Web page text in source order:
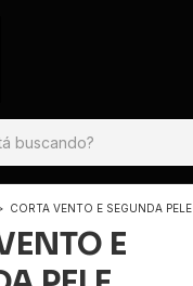
CORTA VENTO E SEGUNDA PELE
E